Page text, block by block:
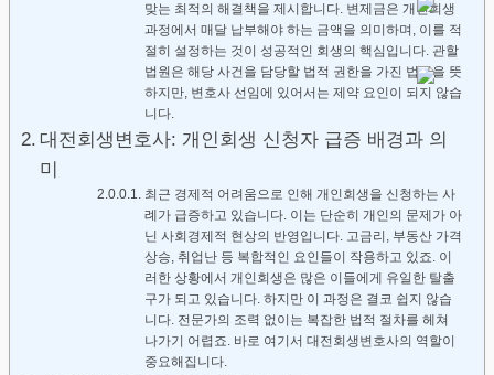
맞는 최적의 해결책을 제시합니다. 변제금은 개인회생
과정에서 매달 납부해야 하는 금액을 의미하며, 이를 적
절히 설정하는 것이 성공적인 회생의 핵심입니다. 관할
법원은 해당 사건을 담당할 법적 권한을 가진 법원을 뜻
하지만, 변호사 선임에 있어서는 제약 요인이 되지 않습
니다.
대전회생변호사: 개인회생 신청자 급증 배경과 의
미
최근 경제적 어려움으로 인해 개인회생을 신청하는 사
례가 급증하고 있습니다. 이는 단순히 개인의 문제가 아
닌 사회경제적 현상의 반영입니다. 고금리, 부동산 가격
상승, 취업난 등 복합적인 요인들이 작용하고 있죠. 이
러한 상황에서 개인회생은 많은 이들에게 유일한 탈출
구가 되고 있습니다. 하지만 이 과정은 결코 쉽지 않습
니다. 전문가의 조력 없이는 복잡한 법적 절차를 헤쳐
나가기 어렵죠. 바로 여기서 대전회생변호사의 역할이
중요해집니다.